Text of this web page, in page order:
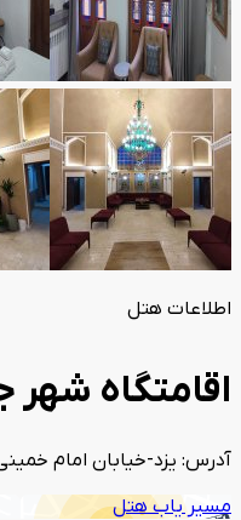
اطلاعات هتل
اقامتگاه شهر
آدرس: یزد-خیابان امام
مسیر یاب هتل